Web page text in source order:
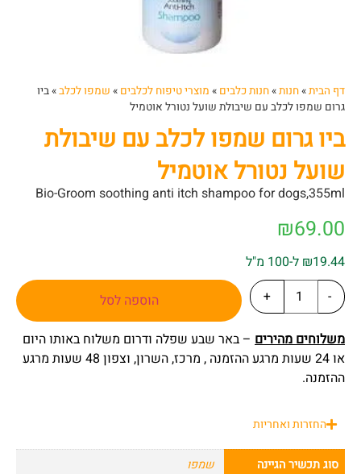
דף הבית»חנות»חנות כלבים » מוצרי טיפוח לכלבים » שמפו לכלב»ביו
גרום שמפו לכלב עם שיבולת שועל נטורל אוטמיל
ביו גרום שמפו לכלב עם שיבולת
שועל נטורל אוטמיל
Bio-Groom soothing anti itch shampoo for dogs,355ml
₪69.00
₪19.44 ל-100 מ"ל
-
+
הוספה לסל
משלוחים מהירים – באר שבע שפלה ודרום משלוח באותו היום
או 24 שעות מרגע ההזמנה , מרכז, השרון, וצפון 48 שעות מרגע
ההזמנה.
החזרות ואחריות
סוג תכשיר הגיינה
שמפו